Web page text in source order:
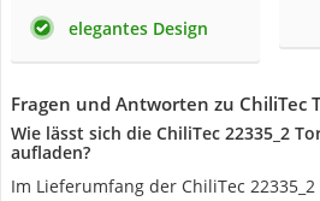
elegantes Design
Fragen und Antworten zu ChiliTec
Wie lässt sich die ChiliTec ‎22335_2
aufladen?
Im Lieferumfang der ChiliTec